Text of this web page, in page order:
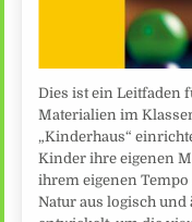
Dies ist ein Leitfaden
Materialien im
„Kinderhaus“
Kinder ihre eigenen
ihrem eigenen
Natur aus logisch